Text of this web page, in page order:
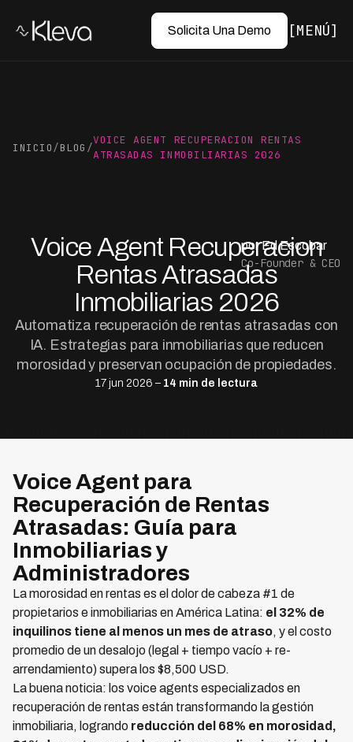
Solicita Una Demo MENÚ
INICIO/BLOG /
VOICE AGENT RECUPERACION RENTAS
ATRASADAS INMOBILIARIAS 2026
Voice Agent Recuperacion
Rentas Atrasadas
Inmobiliarias 2026
Automatiza recuperación de rentas atrasadas con
IA. Estrategias para inmobiliarias que reducen
morosidad y preservan ocupación de propiedades.
17 jun 2026 – 14 min de lectura
por Ed Escobar
Co-Founder & CEO
Voice Agent para
Recuperación de Rentas
Atrasadas: Guía para
Inmobiliarias y
Administradores
La morosidad en rentas es el dolor de cabeza #1 de
propietarios e inmobiliarias en América Latina: el 32% de
inquilinos tiene al menos un mes de atraso, y el costo
promedio de un desalojo (legal + tiempo vacío + re-
arrendamiento) supera los $8,500 USD.
La buena noticia: los voice agents especializados en
recuperación de rentas están transformando la gestión
inmobiliaria, logrando reducción del 68% en morosidad,